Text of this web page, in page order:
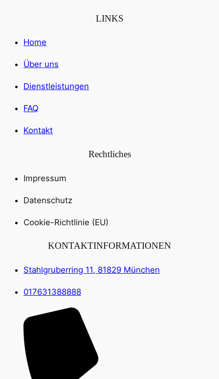
LINKS
Home
Über uns
Dienstleistungen
FAQ
Kontakt
Rechtliches
Impressum
Datenschutz
Cookie-Richtlinie (EU)
KONTAKTINFORMATIONEN
Stahlgruberring 11, 81829 München
017631388888